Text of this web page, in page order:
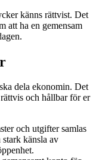
känns rättvist. Det
att ha en gemensam
dela ekonomin. Det
och hållbar för er
och utgifter samlas
stark känsla av